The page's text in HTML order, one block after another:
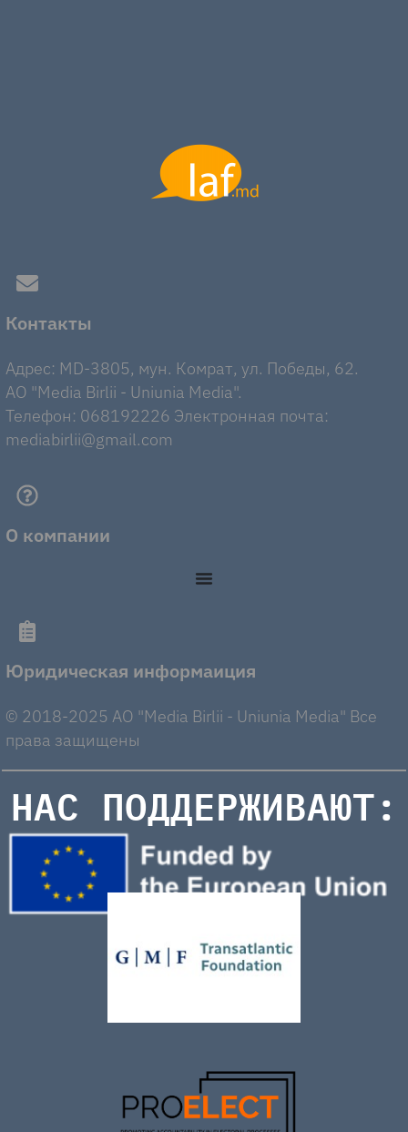
Контакты
Адрес: MD-3805, мун. Комрат, ул. Победы, 62.
AO "Media Birlii - Uniunia Media".
Телефон: 068192226 Электронная почта:
mediabirlii@gmail.com
О компании
Юридическая информаиция
© 2018-2025 AO "Media Birlii - Uniunia Media" Все
права защищены
НАС ПОДДЕРЖИВАЮТ: